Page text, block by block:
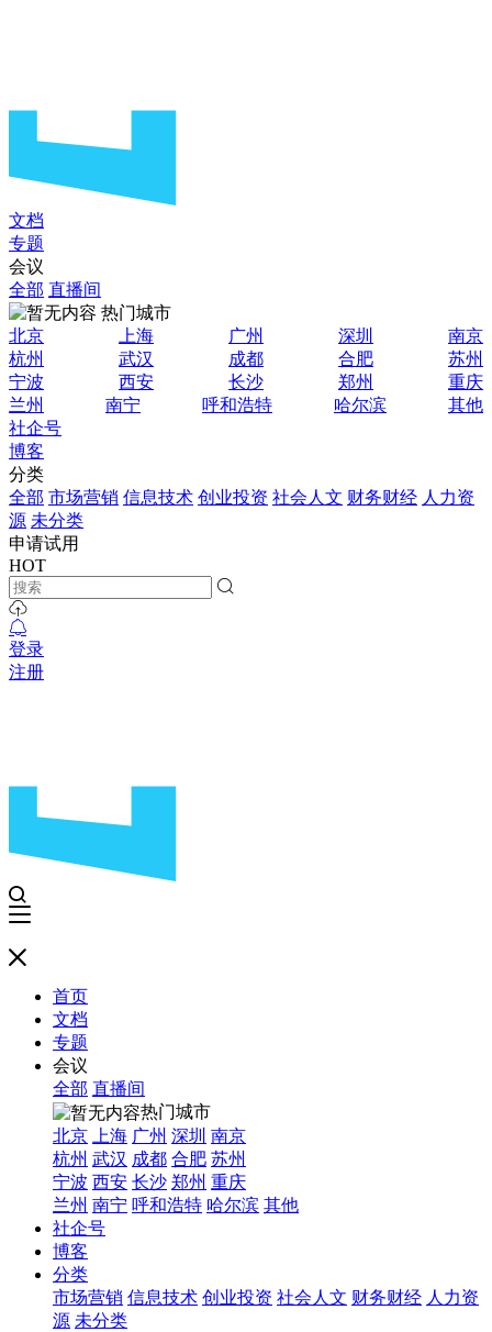
文档
专题
会议
全部 直播间
热门城市
北京
上海 广州 深圳
南京
杭州
武汉 成都 合肥
苏州
宁波
西安 长沙 郑州
重庆
兰州
南宁 呼和浩特 哈尔滨
其他
社企号
博客
分类
全部 市场营销 信息技术 创业投资 社会人文 财务财经 人力资
源 未分类
申请试用
HOT
登录
注册
首页
文档
专题
会议
全部 直播间
热门城市
北京
上海 广州 深圳 南京
杭州 武汉 成都 合肥 苏州
宁波 西安 长沙 郑州 重庆
兰州 南宁 呼和浩特 哈尔滨 其他
社企号
博客
分类
市场营销 信息技术 创业投资 社会人文 财务财经 人力资
源 未分类